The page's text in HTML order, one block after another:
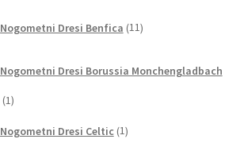
Nogometni Dresi Benfica 11izdelkov
Nogometni Dresi Borussia Monchengladbach
11
Nogometni Dresi Celtic 1izdelek